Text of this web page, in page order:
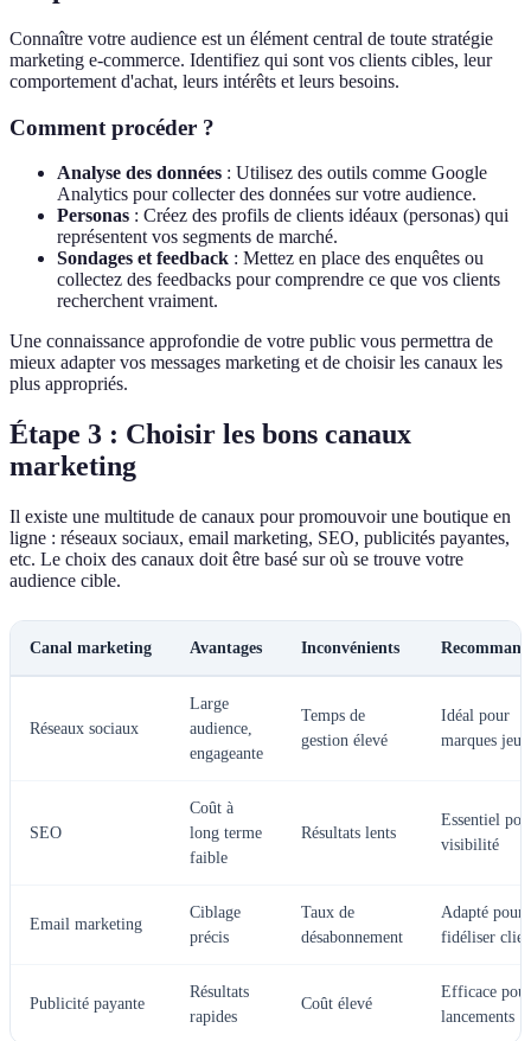
Connaître votre audience est un élément central de toute stratégie
marketing e-commerce. Identifiez qui sont vos clients cibles, leur
comportement d'achat, leurs intérêts et leurs besoins.
Comment procéder ?
Analyse des données : Utilisez des outils comme Google
Analytics pour collecter des données sur votre audience.
Personas : Créez des profils de clients idéaux (personas) qui
représentent vos segments de marché.
Sondages et feedback : Mettez en place des enquêtes ou
collectez des feedbacks pour comprendre ce que vos clients
recherchent vraiment.
Une connaissance approfondie de votre public vous permettra de
mieux adapter vos messages marketing et de choisir les canaux les
plus appropriés.
Étape 3 : Choisir les bons canaux
marketing
Il existe une multitude de canaux pour promouvoir une boutique en
ligne : réseaux sociaux, email marketing, SEO, publicités payantes,
etc. Le choix des canaux doit être basé sur où se trouve votre
audience cible.
Canal marketing Avantages Inconvénients
Réseaux sociaux
Large
audience,
engageante
Temps de
gestion élevé
Idéal pour
marques
SEO
Coût à
long terme
faible
Résultats lents
Essentiel
visibilité
Email marketing
Ciblage
précis
Taux de
désabonnement
Adapté pour
fidéliser
Publicité payante
Résultats
rapides
Coût élevé
Efficace
lancements